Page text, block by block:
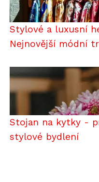
Stylové a luxusní
Nejnovější módní
Stojan na kytky -
stylové bydlení